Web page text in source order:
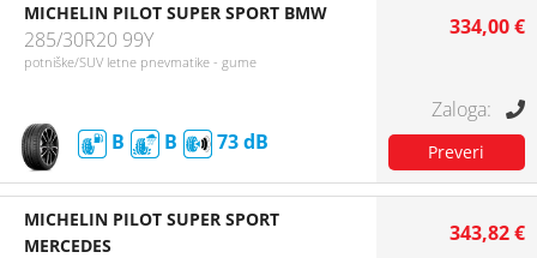
MICHELIN PILOT SUPER SPORT BMW
285/30R20 99Y
potniške/SUV letne pnevmatike - gume
B B 73
334,00 €
MICHELIN PILOT SUPER SPORT
MERCEDES
343,82 €